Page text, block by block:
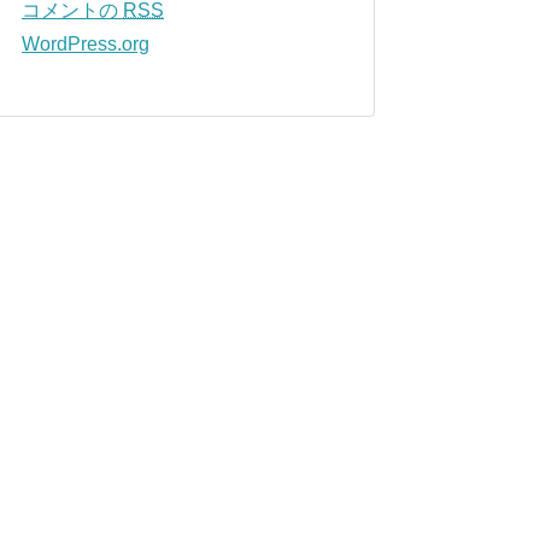
コメントの RSS
WordPress.org